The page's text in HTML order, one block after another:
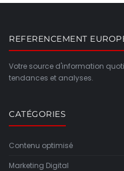
REFERENCEMENT
Votre source d'information
tendances et analyses.
CATÉGORIES
Contenu optimisé
Marketing Digital